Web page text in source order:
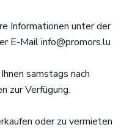
Informationen unter der
E-Mail info@promors.lu
samstags nach
zur Verfügung.
oder zu vermieten